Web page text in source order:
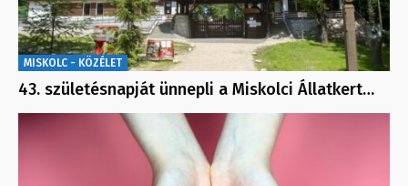
MISKOLC - KÖZÉLET
43. születésnapját ünnepli a Miskolci Állatkert…